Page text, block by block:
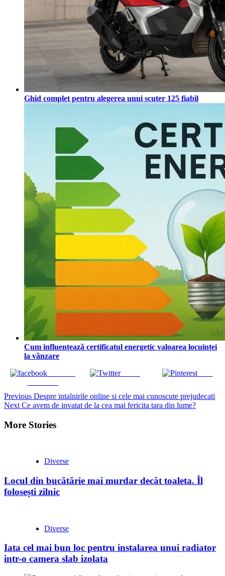
Ghid complet pentru alegerea unui scuter 125 fiabil
Cum influențează certificatul energetic valoarea locuinței
la vânzare
Tweet Save
Continue
Reading
Previous Despre intalnirile online si cele mai cunoscute prejudecati
Next Ce avem de invatat de la cea mai fericita tara din lume?
More Stories
Diverse
Locul din bucătărie mai murdar decât toaleta. Îl
folosești zilnic
Diverse
Iata cel mai bun loc pentru instalarea unui radiator
intr-o camera slab izolata